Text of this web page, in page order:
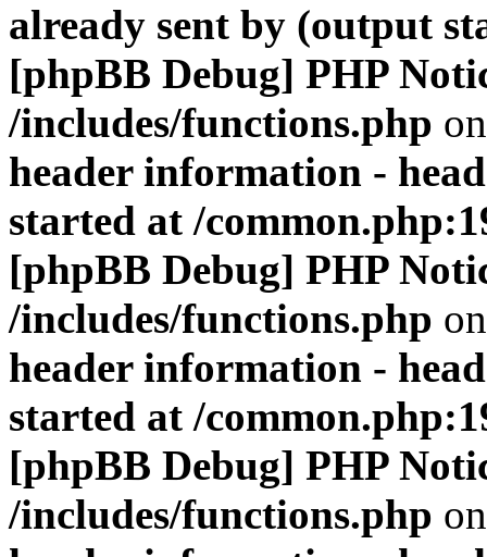
already sent by (output
[phpBB Debug] PHP
/includes/functions.php
header information -
started at /
[phpBB Debug] PHP
/includes/functions.php
header information -
started at /
[phpBB Debug] PHP
/includes/functions.php